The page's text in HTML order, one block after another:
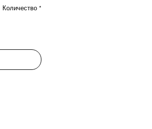
Количество *